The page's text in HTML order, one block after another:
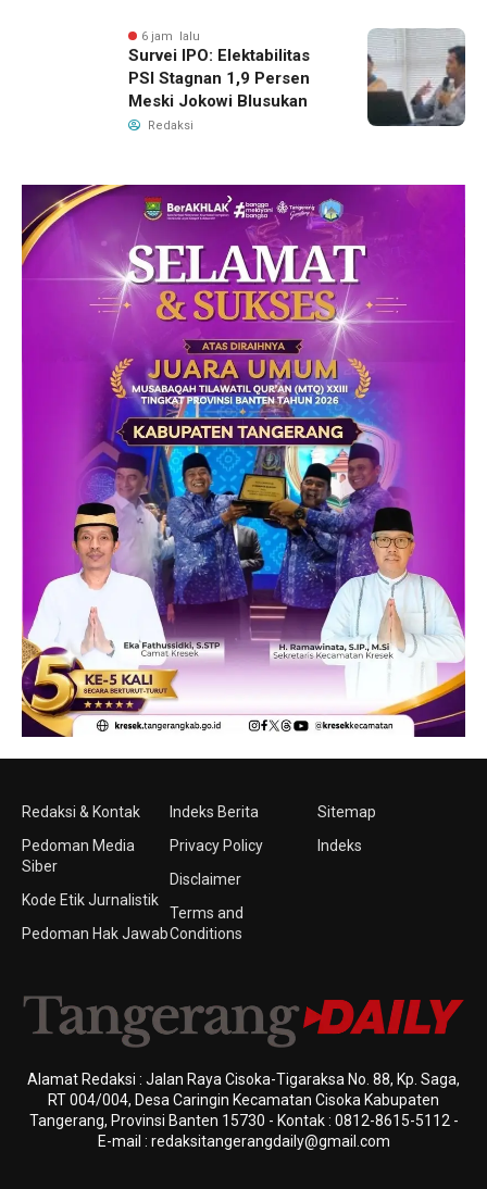
6 jam lalu
Survei IPO: Elektabilitas
PSI Stagnan 1,9 Persen
Meski Jokowi Blusukan
Redaksi
Redaksi & Kontak
Pedoman Media
Siber
Kode Etik Jurnalistik
Pedoman Hak Jawab
Indeks Berita
Privacy Policy
Disclaimer
Terms and
Conditions
Sitemap
Indeks
Alamat Redaksi : Jalan Raya Cisoka-Tigaraksa No. 88, Kp. Saga,
RT 004/004, Desa Caringin Kecamatan Cisoka Kabupaten
Tangerang, Provinsi Banten 15730 - Kontak : 0812-8615-5112 -
E-mail : redaksitangerangdaily@gmail.com